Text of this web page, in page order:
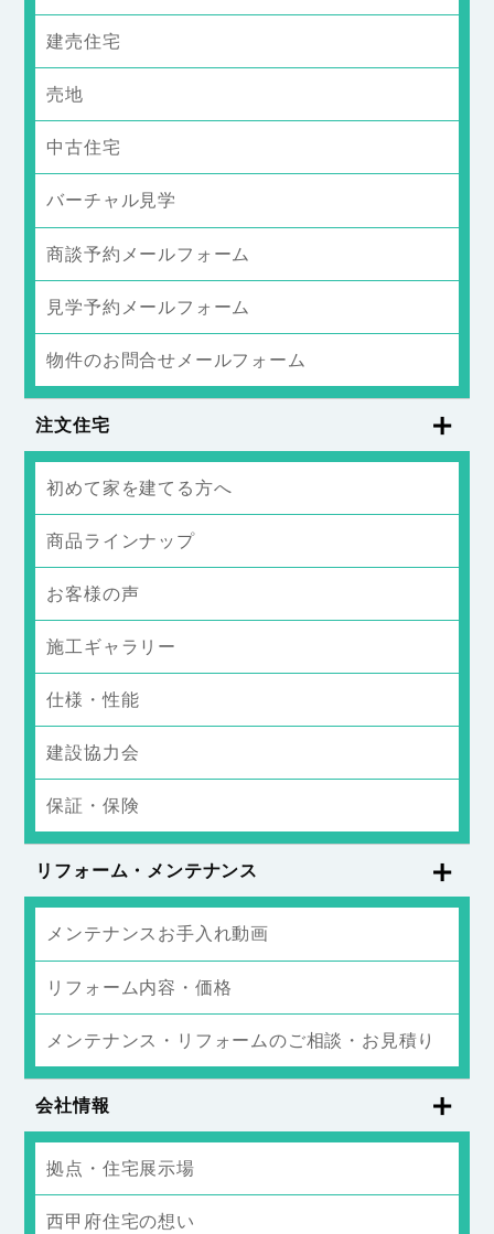
建売住宅
売地
中古住宅
バーチャル見学
商談予約メールフォーム
見学予約メールフォーム
物件のお問合せメールフォーム
注文住宅
初めて家を建てる方へ
商品ラインナップ
お客様の声
施工ギャラリー
仕様・性能
建設協力会
保証・保険
リフォーム・メンテナンス
メンテナンスお手入れ動画
リフォーム内容・価格
メンテナンス・リフォームのご相談・お見積り
会社情報
拠点・住宅展示場
西甲府住宅の想い